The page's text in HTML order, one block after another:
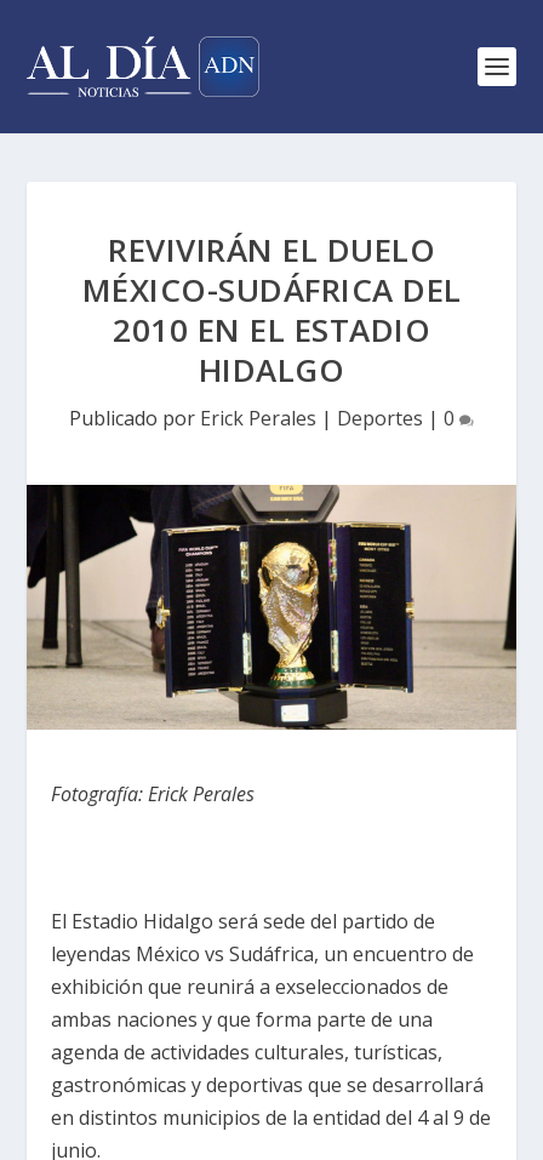
REVIVIRÁN EL DUELO
MÉXICO-SUDÁFRICA DEL
2010 EN EL ESTADIO
HIDALGO
Publicado por Erick Perales | Deportes | 0
Fotografía: Erick Perales
El Estadio Hidalgo será sede del partido de
leyendas México vs Sudáfrica, un encuentro de
exhibición que reunirá a exseleccionados de
ambas naciones y que forma parte de una
agenda de actividades culturales, turísticas,
gastronómicas y deportivas que se desarrollará
en distintos municipios de la entidad del 4 al 9 de
junio.